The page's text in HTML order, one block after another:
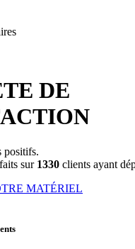
DE
positifs.
sur 1330 clients ayant
MATÉRIEL